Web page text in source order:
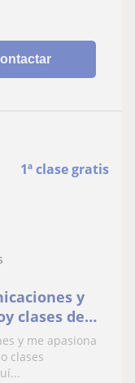
1ª clase gratis
y
clases de
ingles...
y me apasiona
clases